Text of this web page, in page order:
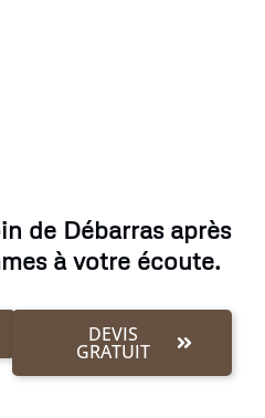
de Débarras après
à votre écoute.
DEVIS
GRATUIT